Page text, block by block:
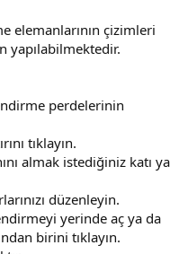
elemanlarının çizimleri
yapılabilmektedir.
perdelerinin
tıklayın.
almak istediğiniz katı ya
düzenleyin.
yerinde aç ya da
birini tıklayın.